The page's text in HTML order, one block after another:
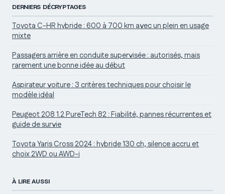
DERNIERS DÉCRYPTAGES
Toyota C-HR hybride : 600 à 700 km avec un plein en usage
mixte
Passagers arrière en conduite supervisée : autorisés, mais
rarement une bonne idée au début
Aspirateur voiture : 3 critères techniques pour choisir le
modèle idéal
Peugeot 208 1.2 PureTech 82 : Fiabilité, pannes récurrentes et
guide de survie
Toyota Yaris Cross 2024 : hybride 130 ch, silence accru et
choix 2WD ou AWD-i
À LIRE AUSSI